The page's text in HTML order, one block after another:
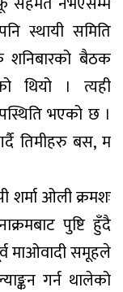
स्थायी समिति
बैठक
। त्यही
भएको छ ।
तिमीहरु बस, म
ओली क्रमशः
पुष्टि हुँदै
माओवादी समूहले
गर्न थालेको